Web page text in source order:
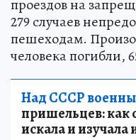
проездов на
279 случаев
пешеходам.
человека погибли,
Над СССР
пришельцев: как
искала и